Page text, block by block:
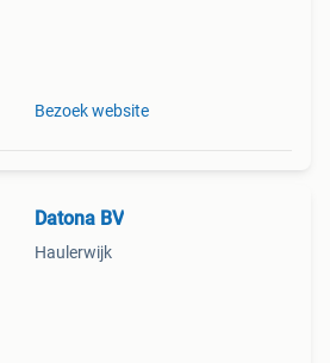
Bezoek website
Datona BV
Haulerwijk